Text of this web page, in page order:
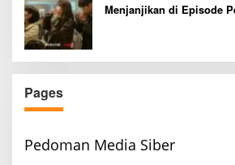
Menjanjikan di Episode
Pages
Pedoman Media Siber